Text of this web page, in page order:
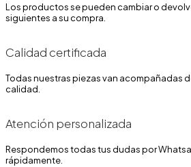
Los productos se pueden cambiar o
siguientes a su compra.
Calidad certificada
Todas nuestras piezas van acompañadas
calidad.
Atención personalizada
Respondemos todas tus dudas por
rápidamente.